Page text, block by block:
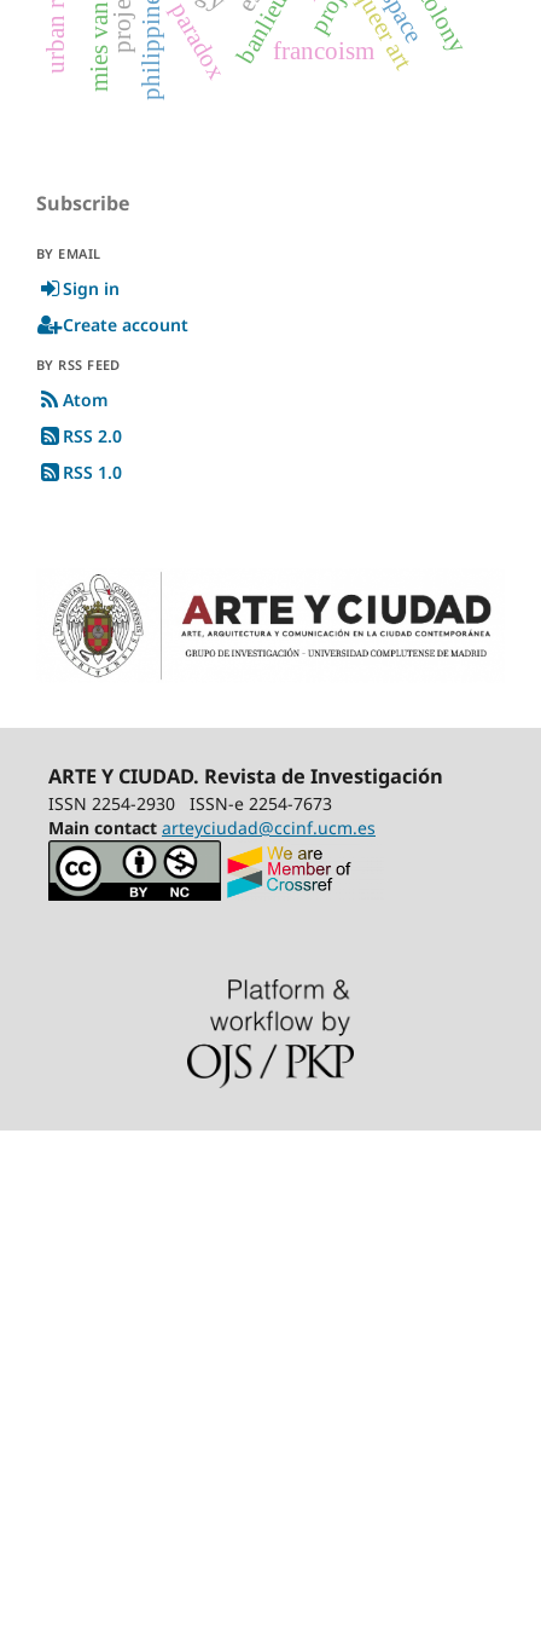
queer art
philippinesparadox
project space
francoism
Subscribe
BY EMAIL
Sign in
Create account
BY RSS FEED
Atom
RSS 2.0
RSS 1.0
ARTE Y CIUDAD. Revista de Investigación
ISSN 2254-2930
ISSN-e 2254-7673
Main contact arteyciudad@ccinf.ucm.es